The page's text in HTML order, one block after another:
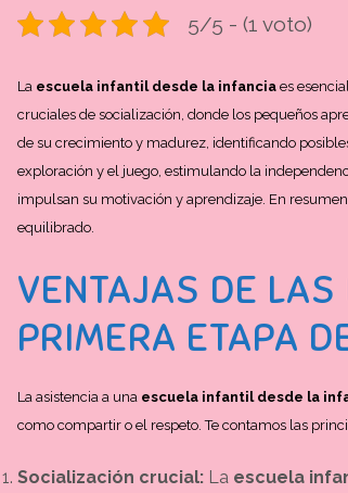
5/5 - (1 voto)
La escuela infantil desde la infancia es
cruciales de socialización, donde los pequeños
de su crecimiento y madurez, identificando
exploración y el juego, estimulando la
impulsan su motivación y aprendizaje. En
equilibrado.
VENTAJAS DE
PRIMERA ETAPA
La asistencia a una escuela infantil desde la
como compartir o el respeto. Te contamos las
Socialización crucial: La escuela